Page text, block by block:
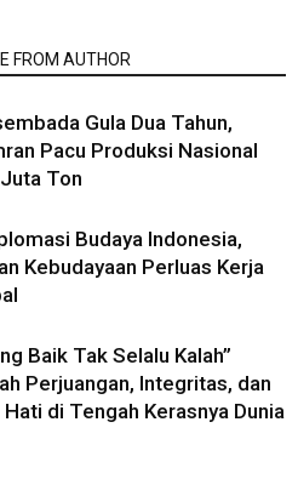
FROM AUTHOR
Gula Dua Tahun,
Pacu Produksi Nasional
Ton
Budaya Indonesia,
Kebudayaan Perluas Kerja
Baik Tak Selalu Kalah”
Perjuangan, Integritas, dan
di Tengah Kerasnya Dunia